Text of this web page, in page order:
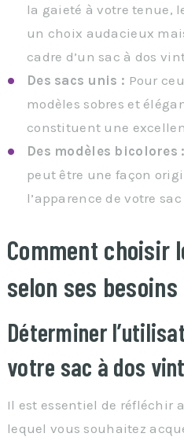
la gaieté à votre tenue,
un choix audacieux
cadre d’un sac à dos
Des sacs unis : Pour
modèles sobres et
constituent une
Des modèles bicolores :
peut être une façon
l’apparence de votre
Comment choisir
selon ses besoins
Déterminer
votre sac à dos
Il est essentiel de réfléchir
lequel vous souhaitez